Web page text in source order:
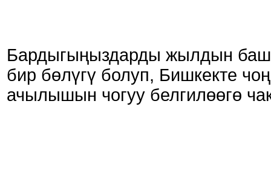
Бардыгыңыздарды жылдын
бир бөлүгү болуп, Бишкекте
ачылышын чогуу белгилөөгө